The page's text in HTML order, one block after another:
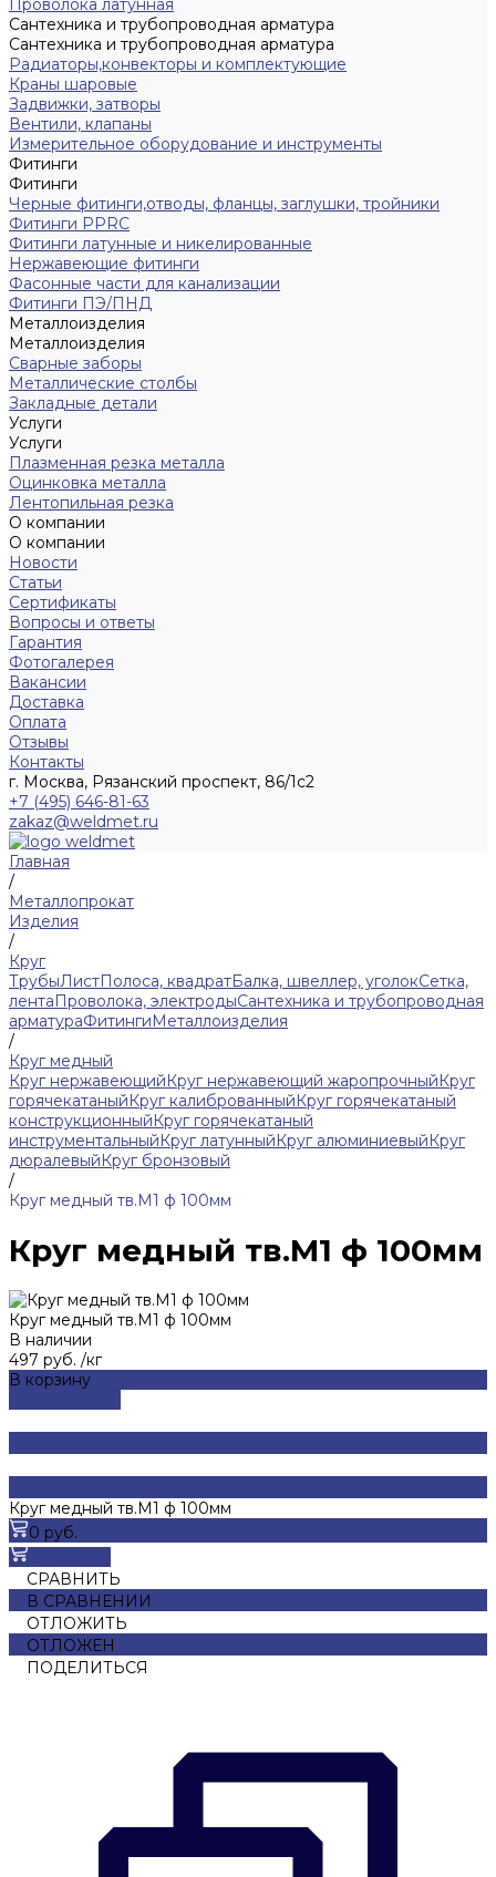
Проволока латунная
Сантехника и трубопроводная арматура
Сантехника и трубопроводная арматура
Радиаторы,конвекторы и комплектующие
Краны шаровые
Задвижки, затворы
Вентили, клапаны
Измерительное оборудование и инструменты
Фитинги
Фитинги
Черные фитинги,отводы, фланцы, заглушки, тройники
Фитинги PPRC
Фитинги латунные и никелированные
Нержавеющие фитинги
Фасонные части для канализации
Фитинги ПЭ/ПНД
Металлоизделия
Металлоизделия
Сварные заборы
Металлические столбы
Закладные детали
Услуги
Услуги
Плазменная резка металла
Оцинковка металла
Лентопильная резка
О компании
О компании
Новости
Статьи
Сертификаты
Вопросы и ответы
Гарантия
Фотогалерея
Вакансии
Доставка
Оплата
Отзывы
Контакты
г. Москва, Рязанский проспект, 86/1с2
+7 (495) 646-81-63
zakaz@weldmet.ru
Главная
/
Металлопрокат
Изделия
/
Круг
ТрубыЛистПолоса, квадратБалка, швеллер, уголокСетка,
лентаПроволока, электродыСантехника и трубопроводная
арматураФитингиМеталлоизделия
/
Круг медный
Круг нержавеющийКруг нержавеющий жаропрочныйКруг
горячекатаныйКруг калиброванныйКруг горячекатаный
конструкционныйКруг горячекатаный
инструментальныйКруг латунныйКруг алюминиевыйКруг
дюралевыйКруг бронзовый
/
Круг медный тв.М1 ф 100мм
Круг медный тв.М1 ф 100мм
Круг медный тв.М1 ф 100мм
В наличии
497 руб. /кг
В корзину
Круг медный тв.М1 ф 100мм
0 руб.
СРАВНИТЬ
В СРАВНЕНИИ
ОТЛОЖИТЬ
ОТЛОЖЕН
ПОДЕЛИТЬСЯ